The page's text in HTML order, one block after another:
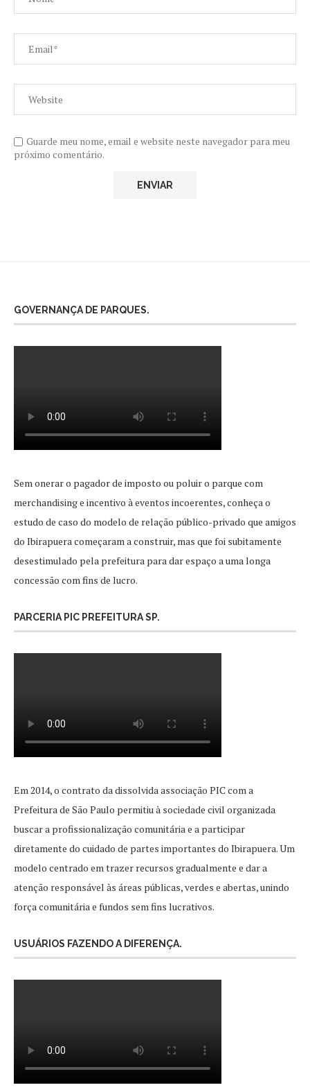
Guarde meu nome, email e website neste navegador para meu
próximo comentário.
GOVERNANÇA DE PARQUES.
Sem onerar o pagador de imposto ou poluir o parque com
merchandising e incentivo à eventos incoerentes, conheça o
estudo de caso do modelo de relação público-privado que amigos
do Ibirapuera começaram a construir, mas que foi subitamente
desestimulado pela prefeitura para dar espaço a uma longa
concessão com fins de lucro.
PARCERIA PIC PREFEITURA SP.
Em 2014, o contrato da dissolvida associação PIC com a
Prefeitura de São Paulo permitiu à sociedade civil organizada
buscar a profissionalização comunitária e a participar
diretamente do cuidado de partes importantes do Ibirapuera. Um
modelo centrado em trazer recursos gradualmente e dar a
atenção responsável às áreas públicas, verdes e abertas, unindo
força comunitária e fundos sem fins lucrativos.
USUÁRIOS FAZENDO A DIFERENÇA.